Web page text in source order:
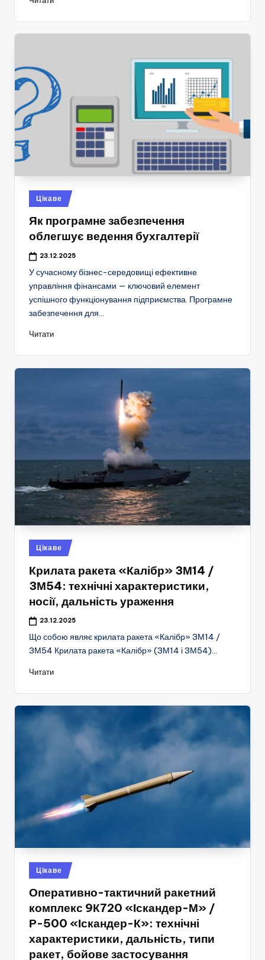
Опубліковано
у
Цікаве
Як програмне забезпечення
облегшує ведення бухгалтерії
23.12.2025
У сучасному бізнес-середовищі ефективне
управління фінансами — ключовий елемент
успішного функціонування підприємства. Програмне
забезпечення для…
Читати
Опубліковано
у
Цікаве
Крилата ракета «Калібр» 3М14 /
3М54: технічні характеристики,
носії, дальність ураження
23.12.2025
Що собою являє крилата ракета «Калібр» 3М14 /
3М54 Крилата ракета «Калібр» (3М14 і 3М54)…
Читати
Опубліковано
у
Цікаве
Оперативно-тактичний ракетний
комплекс 9К720 «Іскандер-М» /
Р-500 «Іскандер-К»: технічні
характеристики, дальність, типи
ракет, бойове застосування